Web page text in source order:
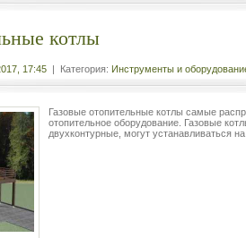
котлы
17:45 | Категория: Инструменты и
Газовые отопительные котлы самые
отопительное оборудование. Газовые
двухконтурные, могут устанавливаться